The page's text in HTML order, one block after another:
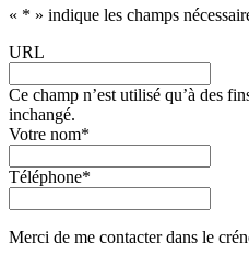
« * » indique les champs
URL
Ce champ n’est utilisé qu’à des
inchangé.
Votre nom*
Téléphone*
Merci de me contacter dans le